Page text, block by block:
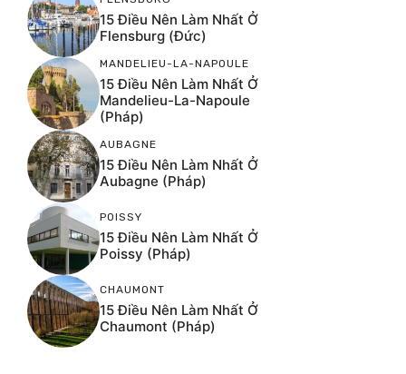
15 Điều Nên Làm Nhất Ở
Flensburg (Đức)
MANDELIEU-LA-NAPOULE
15 Điều Nên Làm Nhất Ở
Mandelieu-La-Napoule
(Pháp)
AUBAGNE
15 Điều Nên Làm Nhất Ở
Aubagne (Pháp)
POISSY
15 Điều Nên Làm Nhất Ở
Poissy (Pháp)
CHAUMONT
15 Điều Nên Làm Nhất Ở
Chaumont (Pháp)